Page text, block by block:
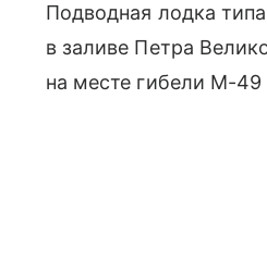
Подводная лодка
в заливе Петра
на месте гибели М-49